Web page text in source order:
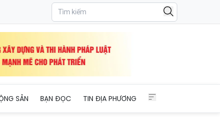
SẢN BẠN ĐỌC TIN ĐỊA PHƯƠNG